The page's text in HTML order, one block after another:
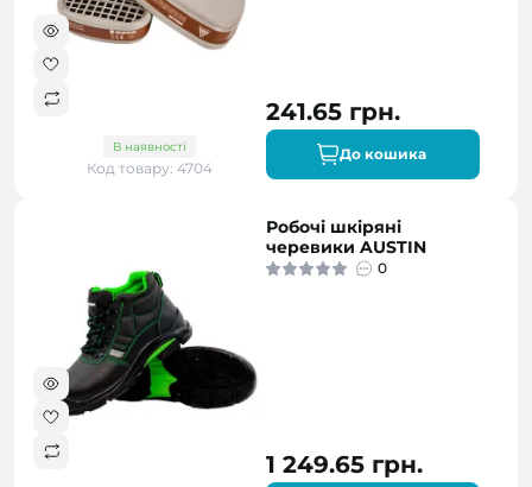
В наявності
Код товару: 4704
241.65 грн.
До кошика
Робочі шкіряні
черевики AUSTIN
0
1 249.65 грн.